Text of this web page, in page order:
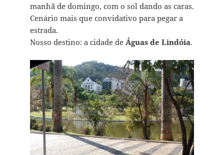
manhã de domingo, com o sol dando as caras.
Cenário mais que convidativo para pegar a
estrada.
Nosso destino: a cidade de Águas de Lindóia.